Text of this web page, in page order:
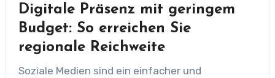
Digitale Präsenz mit geringem
Budget: So erreichen Sie
regionale Reichweite
Soziale Medien sind ein einfacher und